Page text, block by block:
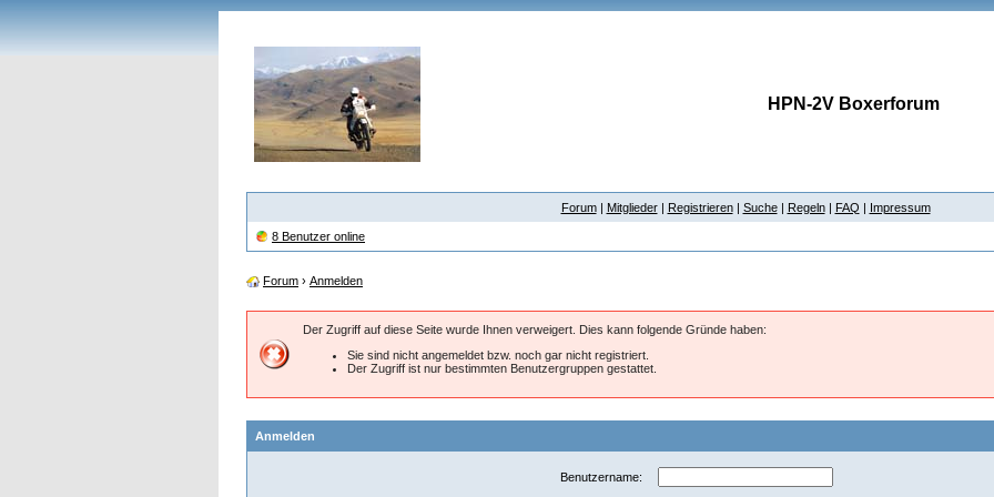
HPN-2V Boxerforum
Forum| Mitglieder| Registrieren| Suche| Regeln| FAQ | Impressum
8 Benutzer online
Forum › Anmelden
Der Zugriff auf diese Seite wurde Ihnen verweigert. Dies kann folgende Gründe haben:
Sie sind nicht angemeldet bzw. noch gar nicht registriert.
Der Zugriff ist nur bestimmten Benutzergruppen gestattet.
Anmelden
Benutzername: